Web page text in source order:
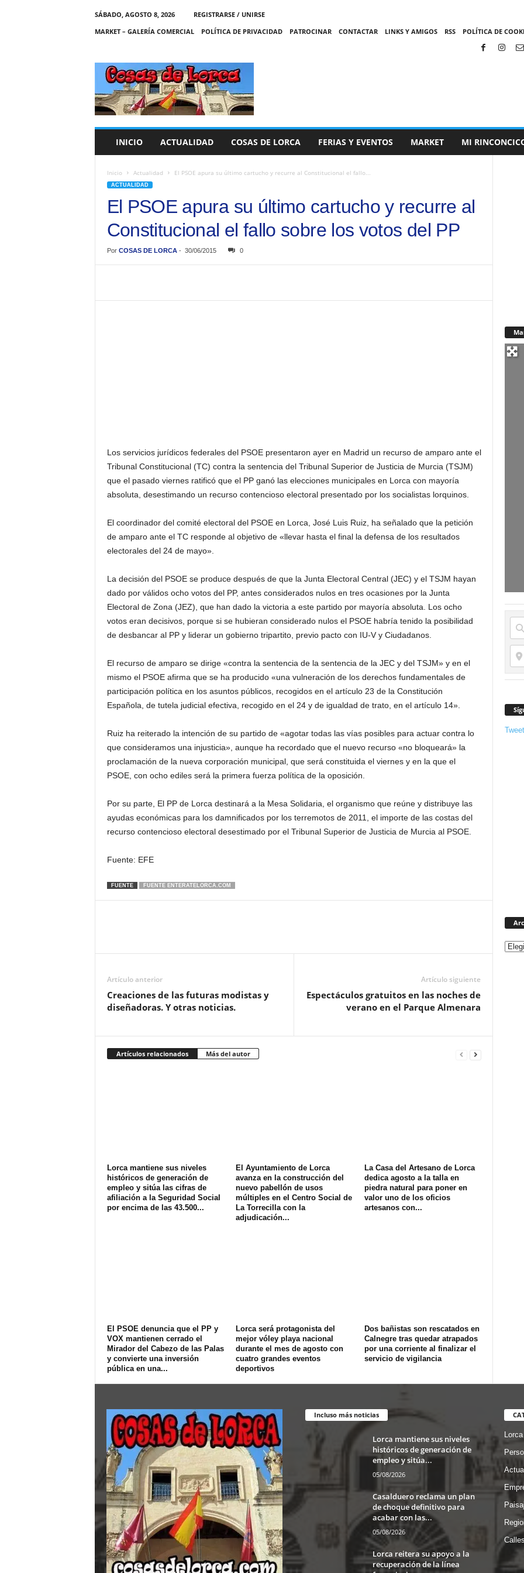
SÁBADO, AGOSTO 8, 2026
REGISTRARSE / UNIRSE
MARKET – GALERÍA COMERCIAL
POLÍTICA DE PRIVACIDAD PATROCINAR CONTACTAR LINKS Y AMIGOS RSS POLÍTICA DE
C
A
S
INICIO ACTUALIDAD COSAS DE LORCA FERIAS Y EVENTOS MARKET MI
Inicio Actualidad El PSOE apura su último cartucho y recurre al Constitucional el fallo...
ACTUALIDAD
El PSOE apura su último cartucho y recurre al
Constitucional el fallo sobre los votos del PP
Por COSAS DE LORCA- 30/06/2015 0
Los servicios jurídicos federales del PSOE presentaron ayer en Madrid un recurso de amparo ante el
Tribunal Constitucional (TC) contra la sentencia del Tribunal Superior de Justicia de Murcia (TSJM)
que el pasado viernes ratificó que el PP ganó las elecciones municipales en Lorca con mayoría
absoluta, desestimando un recurso contencioso electoral presentado por los socialistas lorquinos.
El coordinador del comité electoral del PSOE en Lorca, José Luis Ruiz, ha señalado que la petición
de amparo ante el TC responde al objetivo de «llevar hasta el final la defensa de los resultados
electorales del 24 de mayo».
La decisión del PSOE se produce después de que la Junta Electoral Central (JEC) y el TSJM hayan
dado por válidos ocho votos del PP, antes considerados nulos en tres ocasiones por la Junta
Electoral de Zona (JEZ), que han dado la victoria a este partido por mayoría absoluta. Los ocho
votos eran decisivos, porque si se hubieran considerado nulos el PSOE habría tenido la posibilidad
de desbancar al PP y liderar un gobierno tripartito, previo pacto con IU-V y Ciudadanos.
El recurso de amparo se dirige «contra la sentencia de la sentencia de la JEC y del TSJM» y en el
mismo el PSOE afirma que se ha producido «una vulneración de los derechos fundamentales de
participación política en los asuntos públicos, recogidos en el artículo 23 de la Constitución
Española, de tutela judicial efectiva, recogido en el 24 y de igualdad de trato, en el artículo 14».
Ruiz ha reiterado la intención de su partido de «agotar todas las vías posibles para actuar contra lo
que consideramos una injusticia», aunque ha recordado que el nuevo recurso «no bloqueará» la
proclamación de la nueva corporación municipal, que será constituida el viernes y en la que el
PSOE, con ocho ediles será la primera fuerza política de la oposición.
Por su parte, El PP de Lorca destinará a la Mesa Solidaria, el organismo que reúne y distribuye las
ayudas económicas para los damnificados por los terremotos de 2011, el importe de las costas del
recurso contencioso electoral desestimado por el Tribunal Superior de Justicia de Murcia al PSOE.
Fuente: EFE
FUENTE FUENTE ENTERATELORCA.COM
Artículo anterior
Creaciones de las futuras modistas y
diseñadoras. Y otras noticias.
Artículo siguiente
Espectáculos gratuitos en las noches de
verano en el Parque Almenara
Artículos relacionados Más del autor
Lorca mantiene sus niveles
históricos de generación de
empleo y sitúa las cifras de
afiliación a la Seguridad Social
por encima de las 43.500...
El Ayuntamiento de Lorca
avanza en la construcción del
nuevo pabellón de usos
múltiples en el Centro Social de
La Torrecilla con la
adjudicación...
La Casa del Artesano de Lorca
dedica agosto a la talla en
piedra natural para poner en
valor uno de los oficios
artesanos con...
El PSOE denuncia que el PP y
VOX mantienen cerrado el
Mirador del Cabezo de las Palas
y convierte una inversión
pública en una...
Lorca será protagonista del
mejor vóley playa nacional
durante el mes de agosto con
cuatro grandes eventos
deportivos
Dos bañistas son rescatados en
Calnegre tras quedar atrapados
por una corriente al finalizar el
servicio de vigilancia
Incluso más noticias
Lorca mantiene sus niveles
históricos de generación de
empleo y sitúa...
05/08/2026
Casalduero reclama un plan
de choque definitivo para
acabar con las...
05/08/2026
Lorca reitera su apoyo a la
recuperación de la línea
Lorca